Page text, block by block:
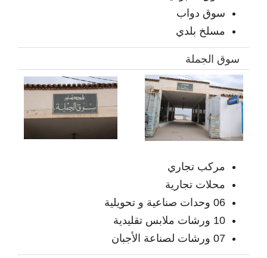
سوق دواب
مسلخ بلدي
سوق الجملة
مركب تجاري
محلات تجارية
06 وحدات صناعية و تحويلية
10 ورشات ملابس تقليدية
07 ورشات لصناعة الأجبان